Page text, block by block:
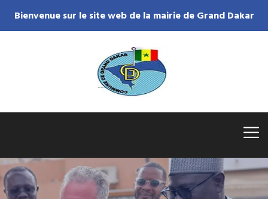
Bienvenue sur le site web de la mairie de Grand Dakar